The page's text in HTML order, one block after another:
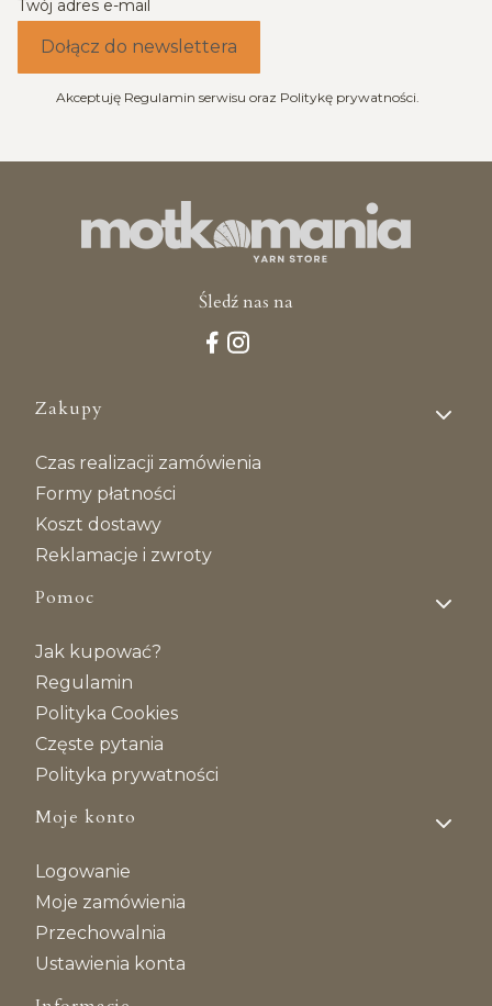
Twój adres e-mail
Dołącz do newslettera
Akceptuję Regulamin serwisu oraz Politykę prywatności.
Śledź nas na
Linki w stopce
Zakupy
Czas realizacji zamówienia
Formy płatności
Koszt dostawy
Reklamacje i zwroty
Pomoc
Jak kupować?
Regulamin
Polityka Cookies
Częste pytania
Polityka prywatności
Moje konto
Logowanie
Moje zamówienia
Przechowalnia
Ustawienia konta